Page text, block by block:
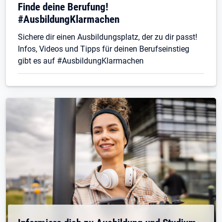
Finde deine Berufung!
#AusbildungKlarmachen
Sichere dir einen Ausbildungsplatz, der zu dir passt!
Infos, Videos und Tipps für deinen Berufseinstieg
gibt es auf #AusbildungKlarmachen